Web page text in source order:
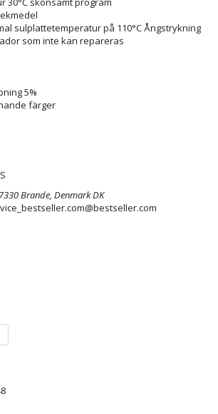
sulplattetemperatur på 110°C Ångstrykning
som inte kan repareras
5%
färger
Brande, Denmark DK